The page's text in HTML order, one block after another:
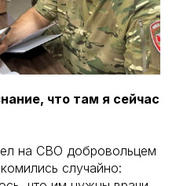
что там я сейчас
на СВО добровольцем
случайно: